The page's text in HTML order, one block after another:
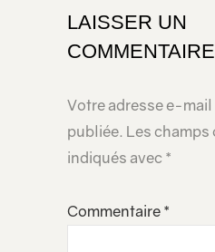
LAISSER UN
COMMENTAIRE
Votre adresse e-mail
publiée. Les
indiqués avec *
Commentaire *